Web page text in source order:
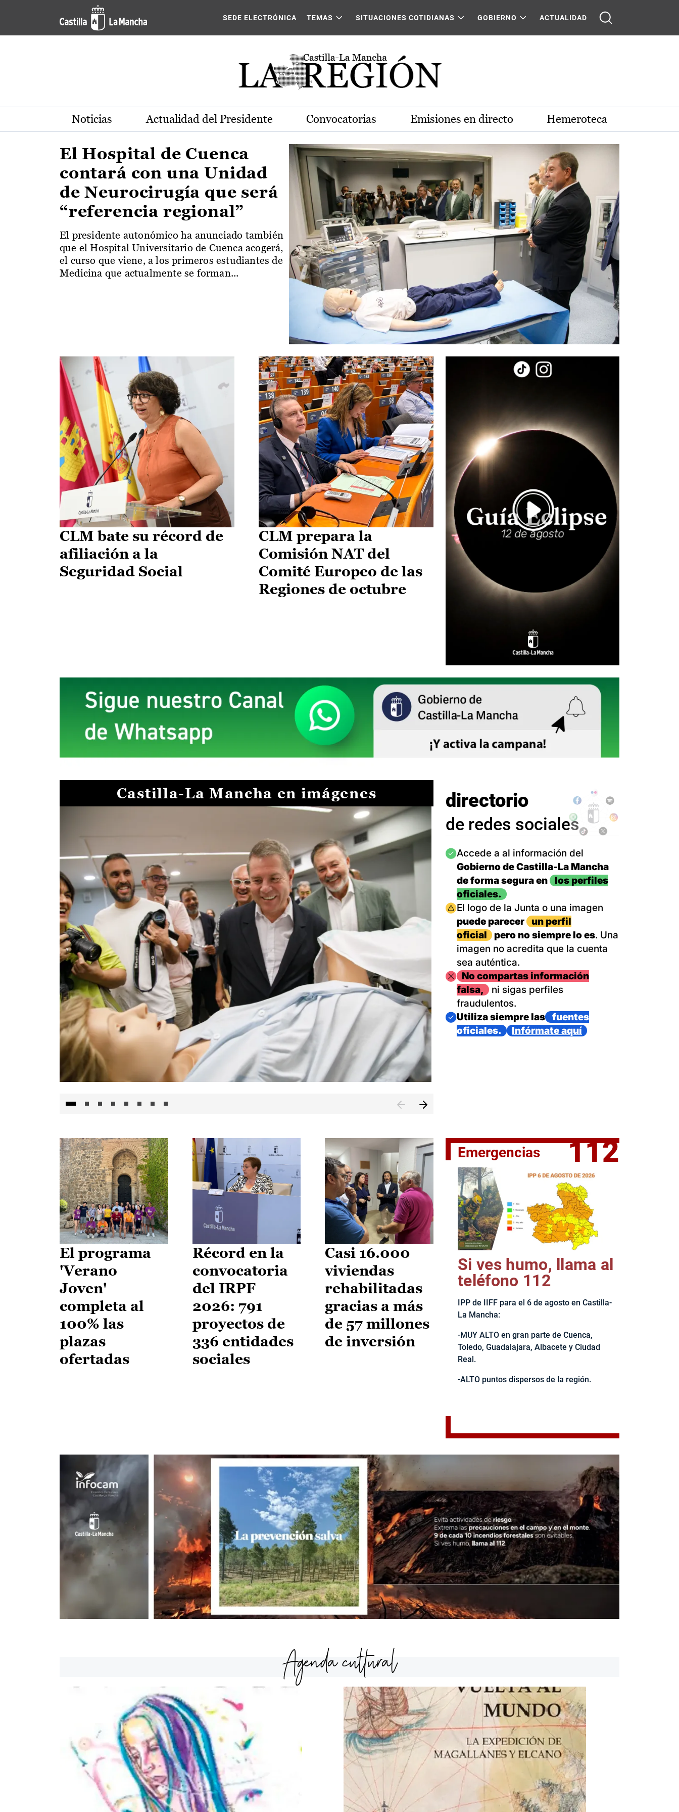
Pasar al contenido principal
Actualidad de la región de Castilla-La Mancha
SEDE ELECTRÓNICA TEMAS SITUACIONES COTIDIANAS GOBIERNO ACTUALIDAD
Noticias Actualidad del Presidente Convocatorias Emisiones en directo Hemeroteca
El Hospital de Cuenca
contará con una Unidad
de Neurocirugía que será
“referencia regional”
El presidente autonómico ha anunciado también
que el Hospital Universitario de Cuenca acogerá,
el curso que viene, a los primeros estudiantes de
Medicina que actualmente se forman...
CLM bate su récord de
afiliación a la
Seguridad Social
CLM prepara la
Comisión NAT del
Comité Europeo de las
Regiones de octubre
Castilla-La Mancha en imágenes
El jefe del Ejecutivo castellanomanchego, Emiliano García-
directorio
de redes sociales
Imagen
Accede a al información del
Gobierno de Castilla-La Mancha
de forma segura en
los perfiles
oficiales.
Imagen
El logo de la Junta o una imagen
puede parecer
un perfil
oficial
pero no siempre lo es. Una
imagen no acredita que la cuenta
sea auténtica.
ImagenNo compartas información
falsa,
ni sigas perfiles
fraudulentos.
Imagen
Utiliza siempre las
fuentes
oficiales.
Infórmate aquí
El programa
'Verano
Joven'
completa al
100% las
plazas
ofertadas
Récord en la
convocatoria
del IRPF
2026: 791
proyectos de
336 entidades
sociales
Casi 16.000
viviendas
rehabilitadas
gracias a más
de 57 millones
de inversión
Emergencias 112
Si ves humo, llama al
teléfono 112
IPP de IIFF para el 6 de agosto en Castilla-
La Mancha:
-MUY ALTO en gran parte de Cuenca,
Toledo, Guadalajara, Albacete y Ciudad
Real.
-ALTO puntos dispersos de la región.
Agenda cultural